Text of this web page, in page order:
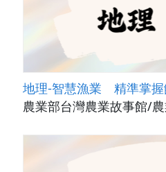
農業部台灣農業故事館/